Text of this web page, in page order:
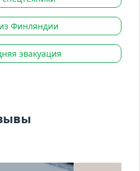
Финляндии
эвакуация